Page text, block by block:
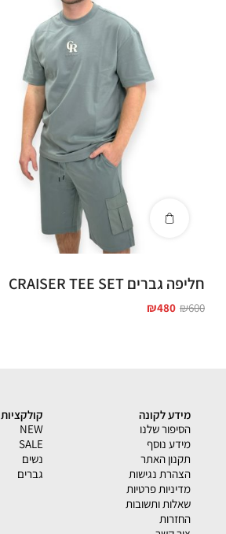
חליפה גברים CRAISER TEE SET
₪600
₪480
מידע לקונה
הסיפור שלנו
מידע נוסף
תקנון האתר
הצהרת נגישות
מדיניות פרטיות
שאלות ותשובות
החזרות
קולקציות
NEW
SALE
נשים
גברים